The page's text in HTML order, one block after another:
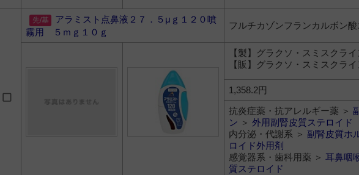
アラミスト点鼻液２７．５μｇ１２０噴
霧用 ５ｍｇ１０ｇ
フルチカゾンフランカルボン
【製】グラクソ・スミスクライ
【販】グラクソ・スミスクライ
1,358.2円
抗炎症薬・抗アレルギー薬 ＞
ン ＞ 外用副腎皮質ステロイド
内分泌・代謝系 ＞ 副腎皮質ホ
ロイド外用剤
感覚器系・歯科用薬 ＞ 耳鼻咽
質ステロイド